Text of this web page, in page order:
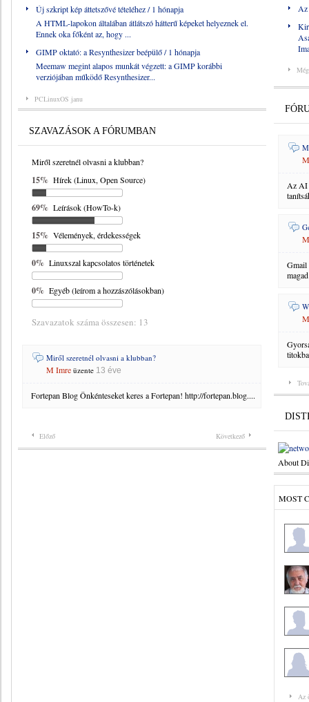
Új szkript kép áttetszővé tételéhez/ 1 hónapja
A HTML-lapokon általában átlátszó hátterű képeket helyeznek el.
Ennek oka főként az, hogy ...
GIMP oktató: a Resynthesizer beépülő/ 1 hónapja
Meemaw megint alapos munkát végzett: a GIMP korábbi
verziójában működő Resynthesizer...
PCLinuxOS janu
SZAVAZÁSOK A FÓRUMBAN
Miről szeretnél olvasni a klubban?
15% Hírek (Linux, Open Source)
69% Leírások (HowTo-k)
15% Vélemények, érdekességek
0% Linuxszal kapcsolatos történetek
0% Egyéb (leírom a hozzászólásokban)
Szavazatok száma összesen: 13
Miről szeretnél olvasni a klubban?
M Imre üzente 13 éve
Fortepan Blog Önkénteseket keres a Fortepan! http://fortepan.blog....
Előző Következő
Az
Az AI
Gmail
About
MOST
Az